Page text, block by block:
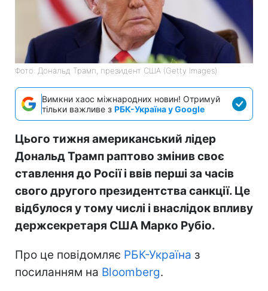
Фото: Дональд Трамп, президент США (Getty Images)
Вимкни хаос міжнародних новин! Отримуй
тільки важливе з РБК-Україна у Google
Цього тижня американський лідер
Дональд Трамп раптово змінив своє
ставлення до Росії і ввів перші за часів
свого другого президентства санкції. Це
відбулося у тому числі і внаслідок впливу
держсекретаря США Марко Рубіо.
Про це повідомляє РБК-Україна з
посиланням на Bloomberg.